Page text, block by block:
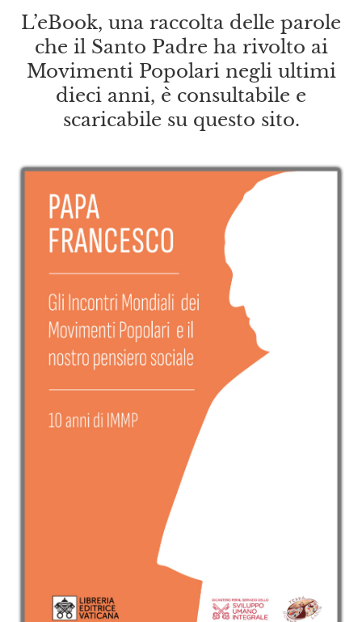
L’eBook, una raccolta delle parole
che il Santo Padre ha rivolto ai
Movimenti Popolari negli ultimi
dieci anni, è consultabile e
scaricabile su questo sito.